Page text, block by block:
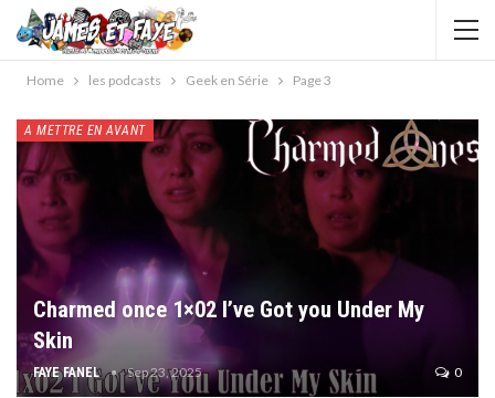
Home les podcasts Geek en Série Page 3
A METTRE EN AVANT
Charmed once 1×02 I’ve Got you Under My
Skin
FAYE FANEL Sep 23, 2025 0